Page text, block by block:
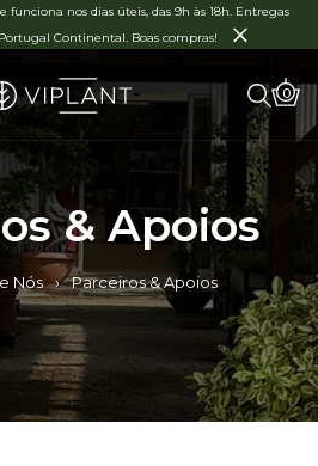
nos dias úteis, das 9h às 18h. Entregas
Continental. Boas compras!
×
0
& Apoios
Nós › Parceiros & Apoios